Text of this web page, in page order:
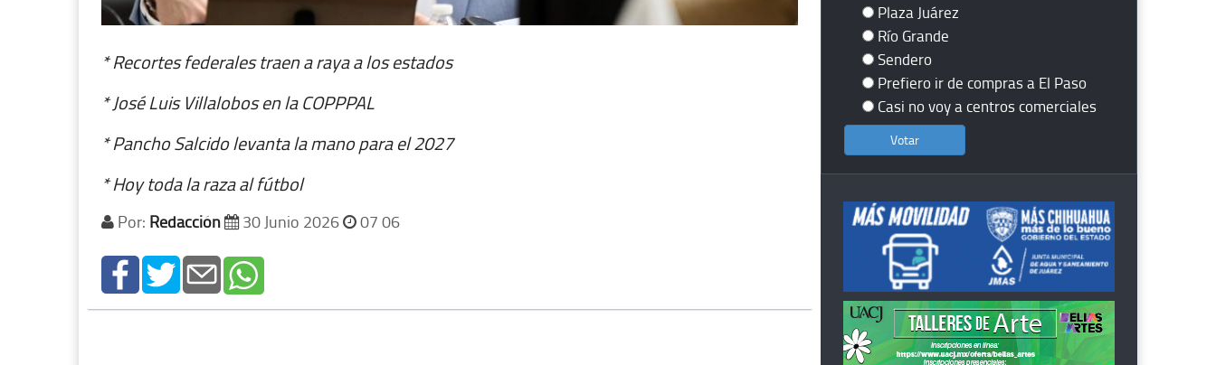
* Recortes federales traen a raya a los estados
* José Luis Villalobos en la COPPPAL
* Pancho Salcido levanta la mano para el 2027
* Hoy toda la raza al fútbol
Por: Redacción 30 Junio 2026 07 06
Plaza Juárez
Río Grande
Sendero
Prefiero ir de compras a El Paso
Casi no voy a centros comerciales